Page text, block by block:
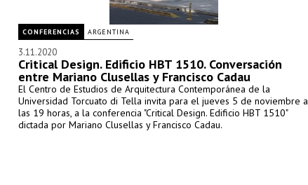
CONFERENCIAS ARGENTINA
3.11.2020
Critical Design. Edificio HBT 1510. Conversación
entre Mariano Clusellas y Francisco Cadau
El Centro de Estudios de Arquitectura Contemporánea de la
Universidad Torcuato di Tella invita para el jueves 5 de noviembre a
las 19 horas, a la conferencia "Critical Design. Edificio HBT 1510"
dictada por Mariano Clusellas y Francisco Cadau.